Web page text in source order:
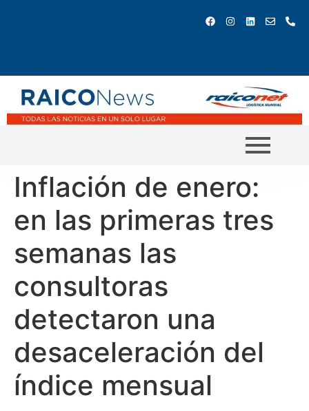
Inflación de enero:
en las primeras tres
semanas las
consultoras
detectaron una
desaceleración del
índice mensual